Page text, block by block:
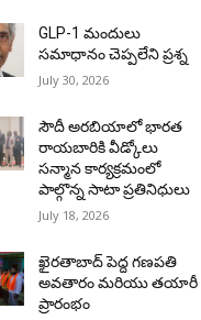
GLP-1 మందులు
సమాధానం చెప్పలేని ప్రశ్న
July 30, 2026
సౌదీ అరబియాలో భారత
రాయబారికి వీడ్కోలు
సన్మాన కార్యక్రమంలో
పాల్గొన్న సాటా ప్రతినిధులు
July 18, 2026
ఖైరతాబాద్ పెద్ద గణపతి
అవతారం మరియు తయారీ
ప్రారంభం